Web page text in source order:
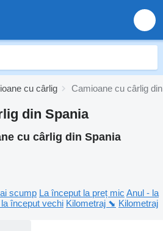
cu cârlig Camioane cu cârlig
din Spania
cu cârlig din Spania
scump La început la preț mic Anul - la
început vechi Kilometraj ⬊ Kilometraj